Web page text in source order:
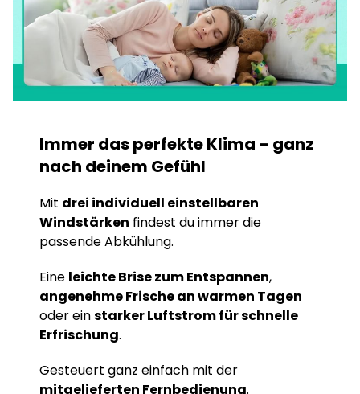
Immer das perfekte Klima – ganz
nach deinem Gefühl
Mit drei individuell einstellbaren
Windstärken findest du immer die
passende Abkühlung.
Eine leichte Brise zum Entspannen,
angenehme Frische an warmen Tagen
oder einstarker Luftstrom für schnelle
Erfrischung.
Gesteuert ganz einfach mit der
mitgelieferten Fernbedienung.